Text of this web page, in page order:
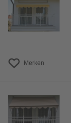
Merken